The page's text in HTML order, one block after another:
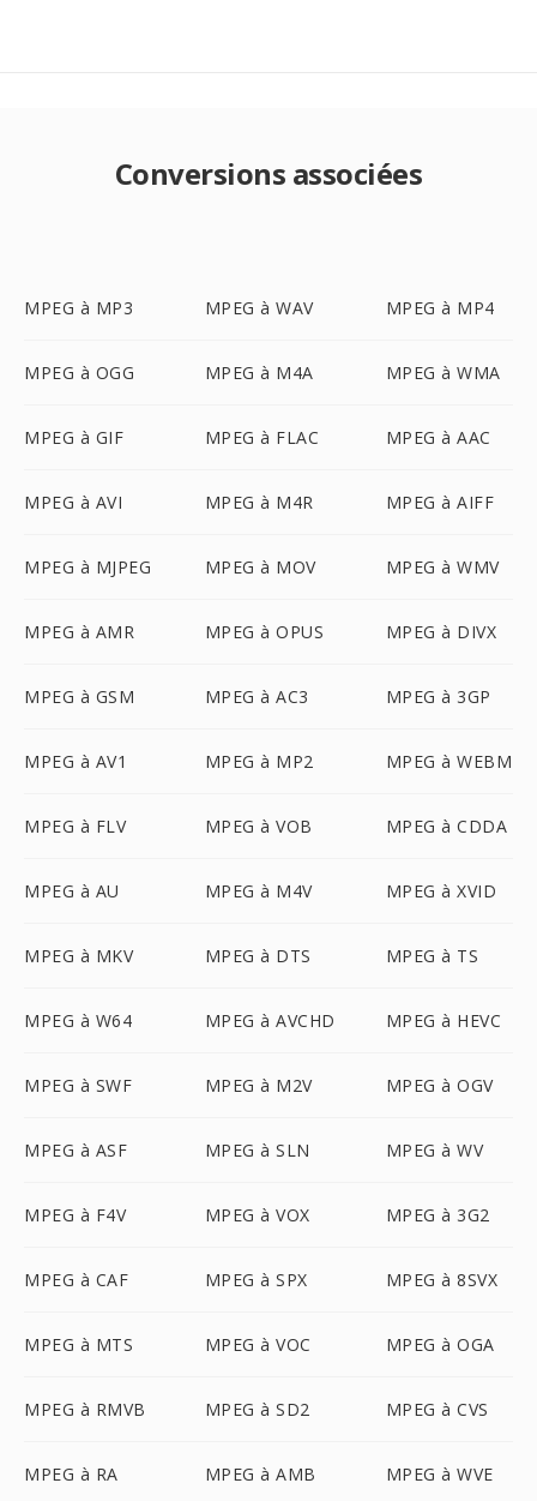
Conversions associées
MPEG à MP3 MPEG à WAV MPEG à MP4
MPEG à OGG MPEG à M4A MPEG à WMA
MPEG à GIF MPEG à FLAC MPEG à AAC
MPEG à AVI MPEG à M4R MPEG à AIFF
MPEG à MJPEG MPEG à MOV MPEG à WMV
MPEG à AMR MPEG à OPUS MPEG à DIVX
MPEG à GSM MPEG à AC3 MPEG à 3GP
MPEG à AV1 MPEG à MP2 MPEG à WEBM
MPEG à FLV MPEG à VOB MPEG à CDDA
MPEG à AU MPEG à M4V MPEG à XVID
MPEG à MKV MPEG à DTS MPEG à TS
MPEG à W64 MPEG à AVCHD MPEG à HEVC
MPEG à SWF MPEG à M2V MPEG à OGV
MPEG à ASF MPEG à SLN MPEG à WV
MPEG à F4V MPEG à VOX MPEG à 3G2
MPEG à CAF MPEG à SPX MPEG à 8SVX
MPEG à MTS MPEG à VOC MPEG à OGA
MPEG à RMVB MPEG à SD2 MPEG à CVS
MPEG à RA MPEG à AMB MPEG à WVE